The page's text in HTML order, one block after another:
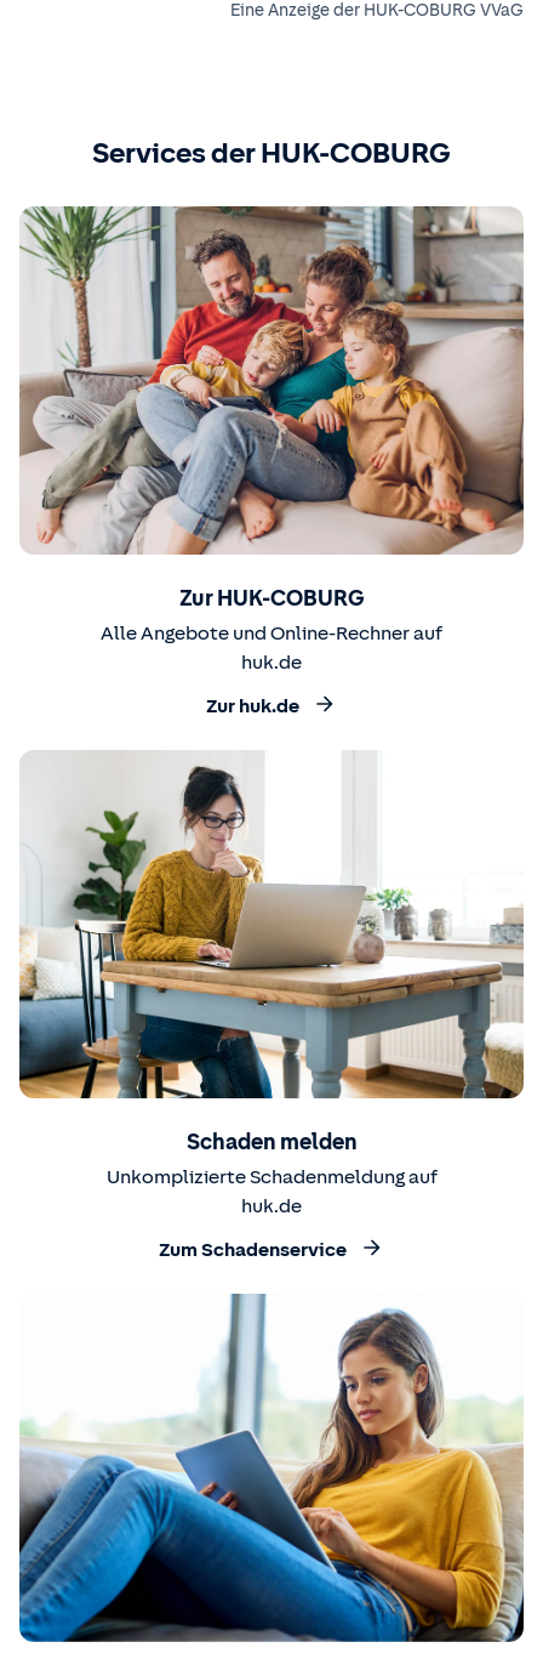
Eine Anzeige der HUK-COBURG VVaG
Services der HUK-COBURG
Zur HUK-COBURG
Alle Angebote und Online-Rechner auf
huk.de
Zur huk.de
Schaden melden
Unkomplizierte Schadenmeldung auf
huk.de
Zum Schadenservice